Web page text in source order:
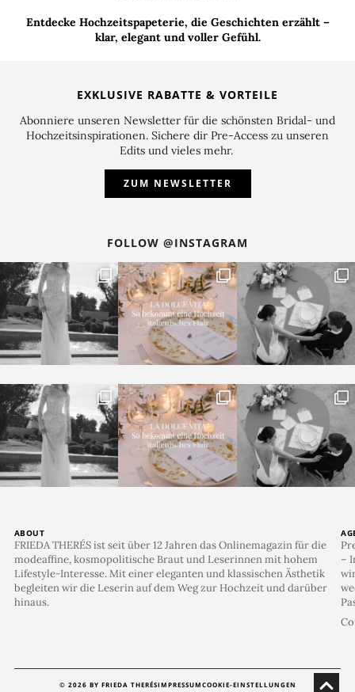
Entdecke Hochzeitspapeterie, die Geschichten erzählt –
klar, elegant und voller Gefühl.
EXKLUSIVE RABATTE & VORTEILE
Abonniere unseren Newsletter für die schönsten Bridal- und
Hochzeitsinspirationen. Sichere dir Pre-Access zu unseren
Edits und vieles mehr.
ZUM NEWSLETTER
FOLLOW @INSTAGRAM
ABOUT
FRIEDA THERÉS ist seit über 12 Jahren das Onlinemagazin für die
modeaffine, kosmopolitische Braut und Leserinnen mit hohem
Lifestyle-Interesse. Mit einer eleganten und klassischen Ästhetik
begleiten wir die Leserin auf dem Weg zur Hochzeit und darüber
hinaus.
–
© 2026 BY FRIEDA THERÉSIMPRESSUMCOOKIE-EINSTELLUNGEN